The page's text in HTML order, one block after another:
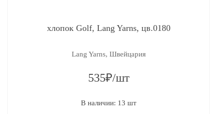
хлопок Golf, Lang Yarns, цв.0180
Lang Yarns, Швейцария
535₽/шт
В наличии: 13 шт